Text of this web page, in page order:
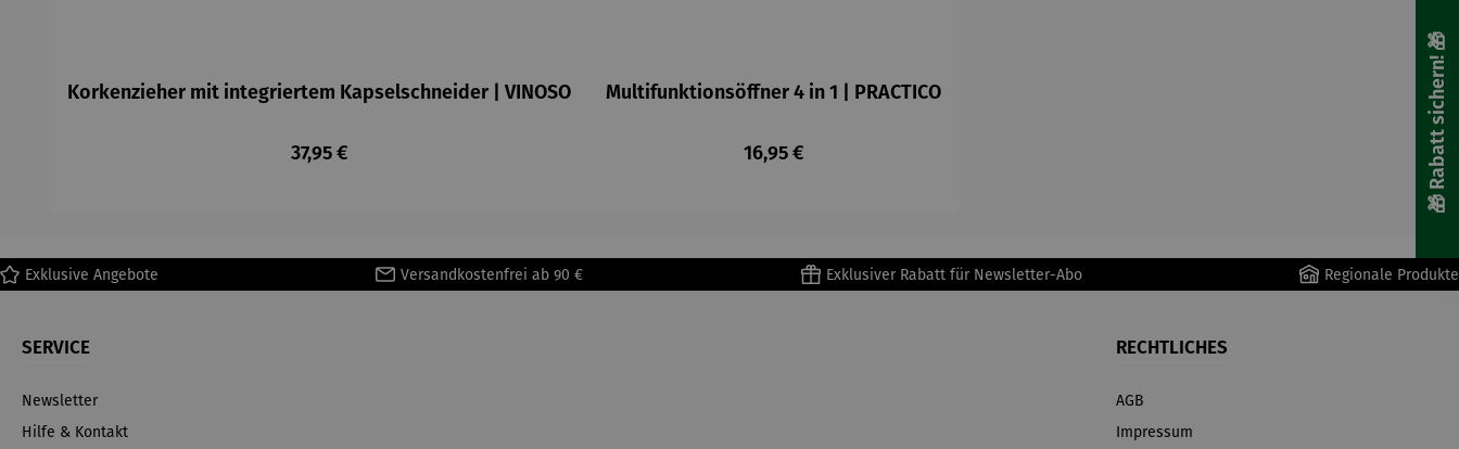
Korkenzieher mit integriertem Kapselschneider | VINOSO
Regulärer Preis:
37,95 €
Multifunktionsöffner 4 in 1 | PRACTICO
Regulärer Preis:
16,95 €
Exklusive Angebote Versandkostenfrei ab 90 € Exklusiver Rabatt für Newsletter-Abo Regionale Produkte
SERVICE
Newsletter
Hilfe & Kontakt
RECHTLICHES
AGB
Impressum
🎁 Rabatt sichern! 🎁